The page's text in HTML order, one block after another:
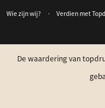
Wie zijn wij? Verdien met
De waardering van